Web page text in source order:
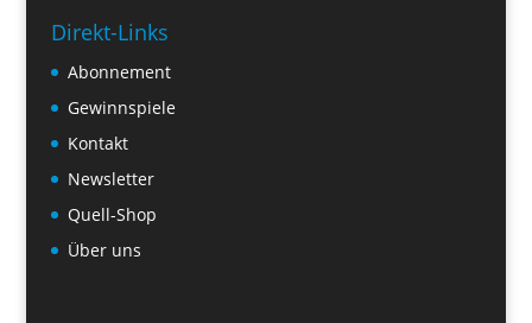
Direkt-Links
Abonnement
Gewinnspiele
Kontakt
Newsletter
Quell-Shop
Über uns